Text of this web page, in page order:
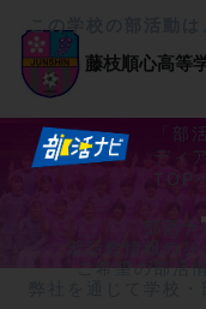
この学校の部活動
「部
ディ
TOP
部活
ご希望の部活
藤枝順心高等